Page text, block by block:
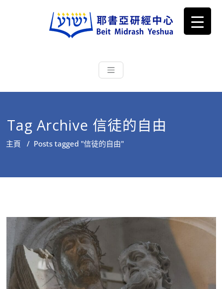
耶書亞研經中心
根源明白聖經，成為更好的門徒
Tag Archive 信徒的自由
主頁 / Posts tagged "信徒的自由"